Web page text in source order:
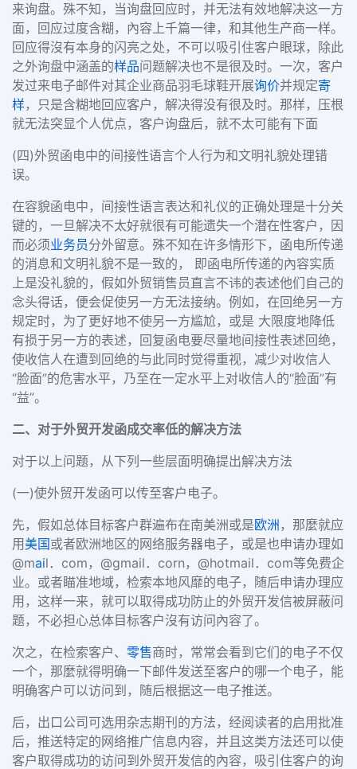
来询盘。殊不知，当询盘回应时，并无法有效地解决这一方
面，回应过度含糊，內容上千篇一律，和其他生产商一样。
回应得沒有本身的闪亮之处，不可以吸引住客户眼球，除此
之外询盘中涵盖的样品问题解决也不是很及时。一次，客户
发过来电子邮件对其企业商品羽毛球鞋开展询价并规定寄
样，只是含糊地回应客户，解决得没有很及时。那样，压根
就无法突显个人优点，客户询盘后，就不太可能有下面
(四)外贸函电中的间接性语言个人行为和文明礼貌处理错
误。
在容貌函电中，间接性语言表达和礼仪的正确处理是十分关
键的，一旦解决不太好就很有可能遗失一个潜在性客户，因
而必须业务员分外留意。殊不知在许多情形下，函电所传递
的消息和文明礼貌不是一致的， 即函电所传递的內容实质
上是没礼貌的，假如外贸销售员直言不讳的表述他们自己的
念头得话，便会促使另一方无法接纳。例如，在回绝另一方
规定时，为了更好地不使另一方尴尬，或是 大限度地降低
有损于另一方的表述，回复函电要尽量地间接性表述回绝，
使收信人在遭到回绝的与此同时觉得重视，减少对收信人
“脸面”的危害水平，乃至在一定水平上对收信人的“脸面”有
“益”。
二、对于外贸开发函成交率低的解决方法
对于以上问题，从下列一些层面明确提出解决方法
(一)使外贸开发函可以传至客户电子。
先，假如总体目标客户群遍布在南美洲或是欧洲 ，那麼就应
用美国或者欧洲地区的网络服务器电子，或是也申请办理如
@mail．com，@gmail．corn，@hotmail．com等免费企
业。或者瞄准地域，检索本地风靡的电子，随后申请办理应
用，这样一来，就可以取得成功防止的外贸开发信被屏蔽问
题，不必担心总体目标客户沒有访问內容了。
次之，在检索客户、 零售商时，常常会看到它们的电子不仅
一个，那麼就得明确一下邮件发送至客户的哪一个电子，能
明确客户可以访问到，随后根据这一电子推送。
后，出口公司可选用杂志期刊的方法，经阅读者的启用批准
后，推送特定的网络推广信息内容，并且这类方法还可以使
客户取得成功的访问到外贸开发信的內容，吸引住客户的询